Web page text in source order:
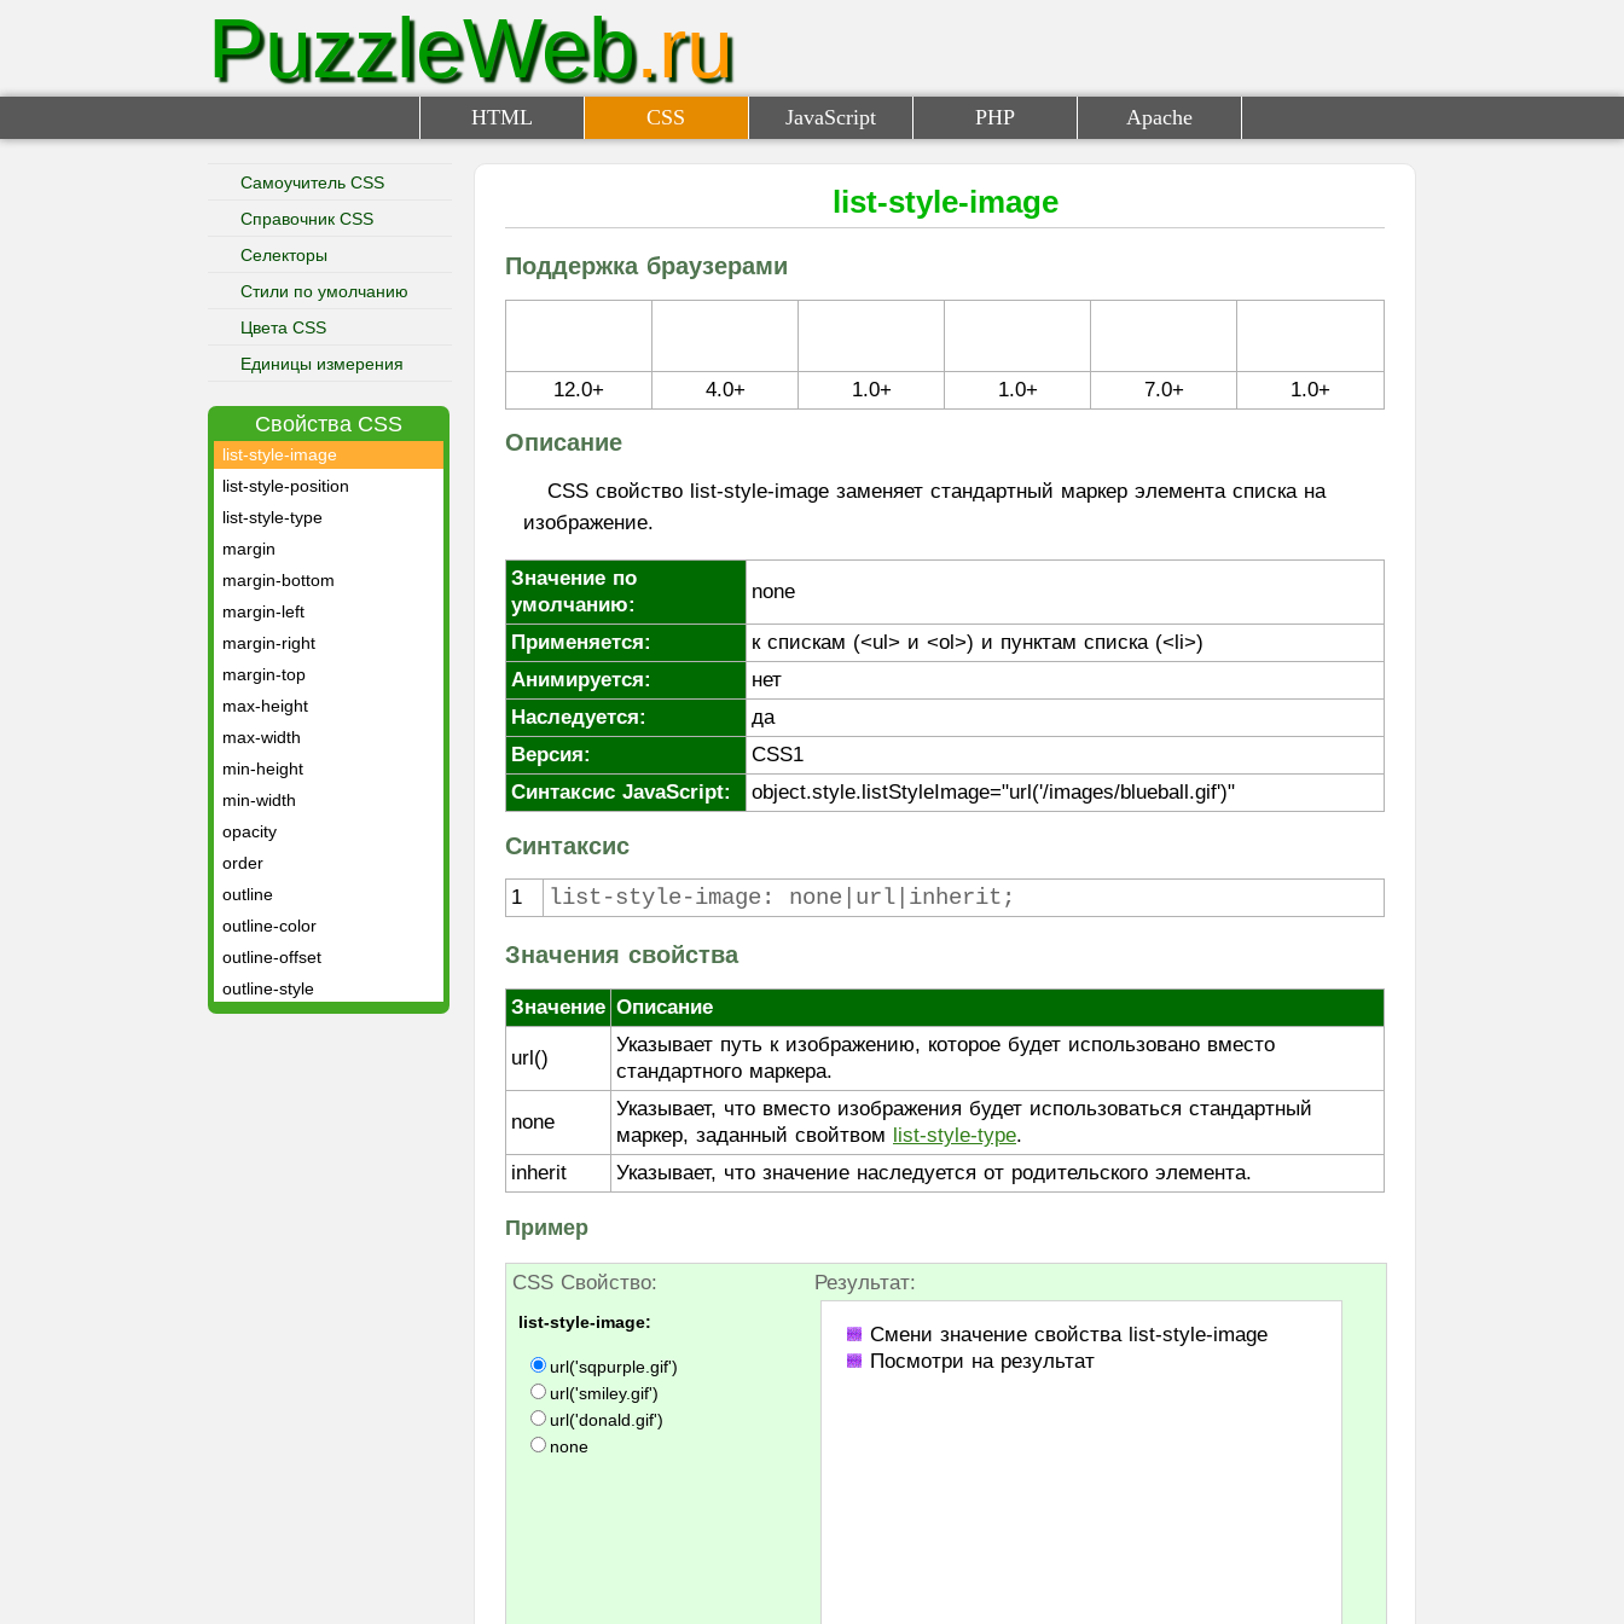
PuzzleWeb.ru
HTML CSS JavaScript PHP Apache
Самоучитель CSS
Справочник CSS
Селекторы
Стили по умолчанию
Цвета CSS
Единицы измерения
Свойства CSS
font-size
font-size-adjust
font-style
height
justify-content
@keyframes
left
letter-spacing
list-style
list-style-image
list-style-position
list-style-type
margin
margin-bottom
margin-left
margin-right
margin-top
max-height
max-width
min-height
min-width
opacity
order
outline
outline-color
outline-offset
outline-style
outline-width
list-style-image
Поддержка браузерами
12.0+ 4.0+ 1.0+ 1.0+ 7.0+ 1.0+
Описание
CSS свойство list-style-image заменяет стандартный маркер элемента списка на
изображение.
Значение по
умолчанию:
none
Применяется:
к спискам (<ul> и <ol>) и пунктам списка (<li>)
Анимируется:
нет
Наследуется:
да
Версия:
CSS1
Синтаксис JavaScript:
object.style.listStyleImage="url('/images/blueball.gif')"
Синтаксис
1 list-style-image : none url inherit ;
Значения свойства
Значение Описание
url()
Указывает путь к изображению, которое будет использовано вместо
стандартного маркера.
none
Указывает, что вместо изображения будет использоваться стандартный
маркер, заданный свойтвом list-style-type.
inherit
Указывает, что значение наследуется от родительского элемента.
Пример
CSS Свойство:
list-style-image:
url('sqpurple.gif')
url('smiley.gif')
url('donald.gif')
none
Результат:
Смени значение свойства list-style-image
Посмотри на результат